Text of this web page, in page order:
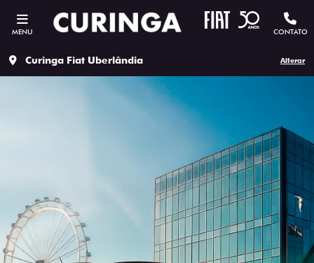
MENU CONTATO
Curinga Fiat Uberlândia Alterar
ESTOU INTERESSADO